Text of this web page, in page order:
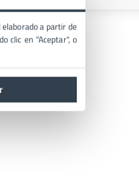
a partir de
clic en "Aceptar", o